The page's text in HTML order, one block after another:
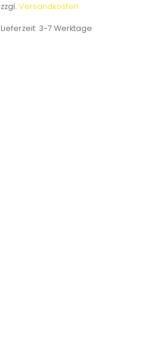
zzgl. Versandkosten
Lieferzeit: 3-7 Werktage